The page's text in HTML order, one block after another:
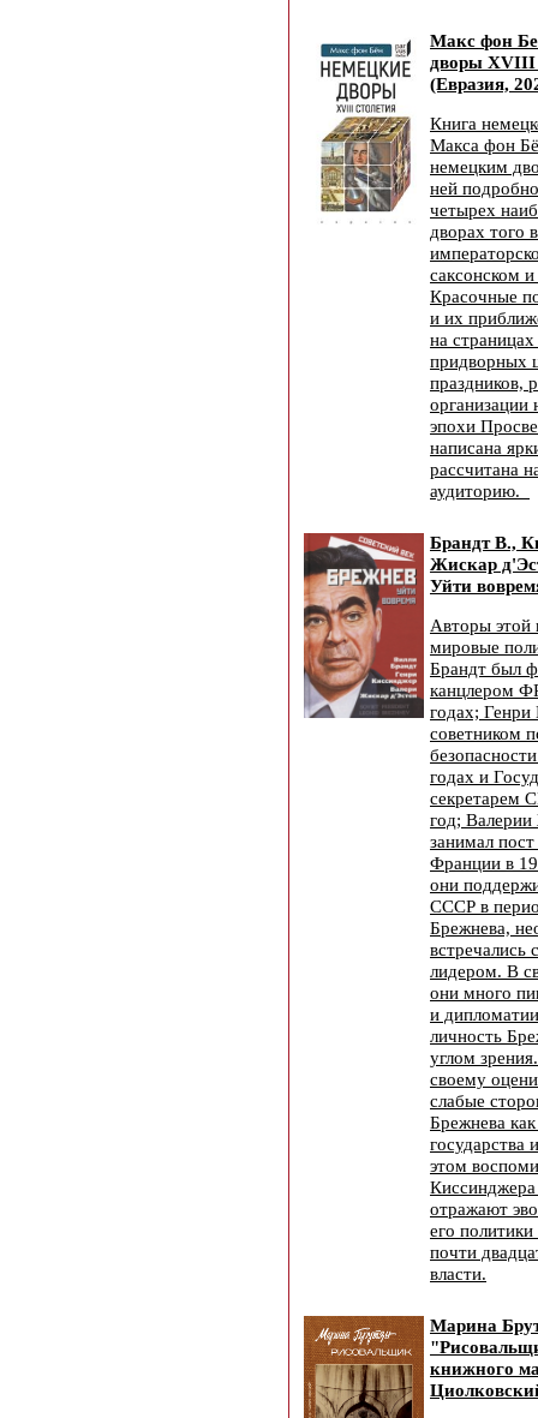
Макс фон
дворы XVIII
(Евразия,
Книга
Макса фон
немецким
ней
четырех
дворах того
саксонском
Красочные
и их
на
придворных
праздников,
организации
эпохи
написана
рассчитана
аудиторию.
Брандт В.,
Жискар
Уйти
Авторы этой
мировые
Брандт был
канцлером
годах; Генри
советником
годах и
секретарем
год;
занимал
Франции в
они
СССР в
Брежнева,
встречались
лидером. В
они много
и
личность
углом
своему
слабые
Брежнева
государства
этом
отражают
его
почти
власти.
Марина
книжного